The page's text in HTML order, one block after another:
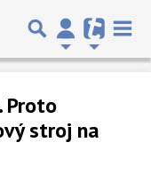
Proto
stroj na